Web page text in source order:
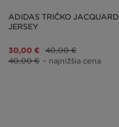
ADIDAS TRIČKO JACQUARD
JERSEY
30,00 € 40,00 €
40,00 € – najnižšia cena